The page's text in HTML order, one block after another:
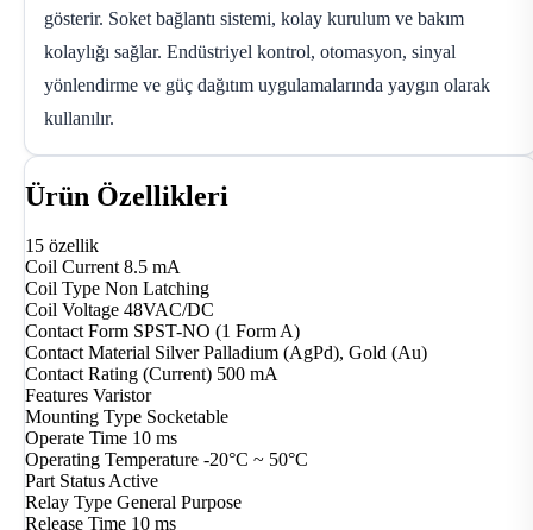
gösterir. Soket bağlantı sistemi, kolay kurulum ve bakım
kolaylığı sağlar. Endüstriyel kontrol, otomasyon, sinyal
yönlendirme ve güç dağıtım uygulamalarında yaygın olarak
kullanılır.
Ürün Özellikleri
15 özellik
Coil Current 8.5 mA
Coil Type Non Latching
Coil Voltage 48VAC/DC
Contact Form SPST-NO (1 Form A)
Contact Material Silver Palladium (AgPd), Gold (Au)
Contact Rating (Current) 500 mA
Features Varistor
Mounting Type Socketable
Operate Time 10 ms
Operating Temperature -20°C ~ 50°C
Part StatusActive
Relay Type General Purpose
Release Time 10 ms